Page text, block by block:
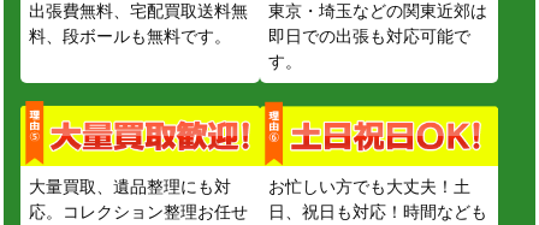
出張費無料、宅配買取送料無
料、段ボールも無料です。
東京・埼玉などの関東近郊は
即日での出張も対応可能で
す。
大量買取、遺品整理にも対
応。コレクション整理お任せ
お忙しい方でも大丈夫！土
日、祝日も対応！時間なども